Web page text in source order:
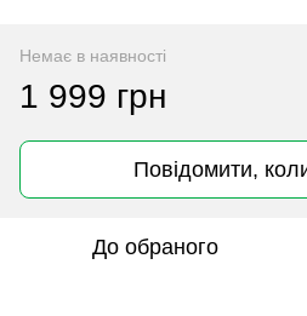
Немає в наявності
1 999 грн
Повідомити,
До обраного